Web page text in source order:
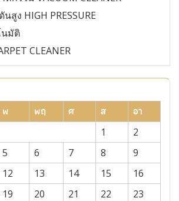
สูง HIGH PRESSURE
นมัติ
CLEANER
พ พฤ ศ ส อา
1
2
5 6 7 8
9
12 13 14 15
16
19 20 21 22
23